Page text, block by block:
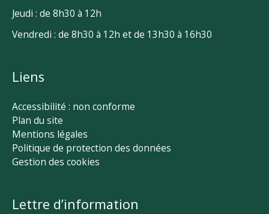
Jeudi : de 8h30 à 12h
Vendredi : de 8h30 à 12h et de 13h30 à 16h30
Liens
Accessibilité : non conforme
Plan du site
Mentions légales
Politique de protection des données
Gestion des cookies
Lettre d’information